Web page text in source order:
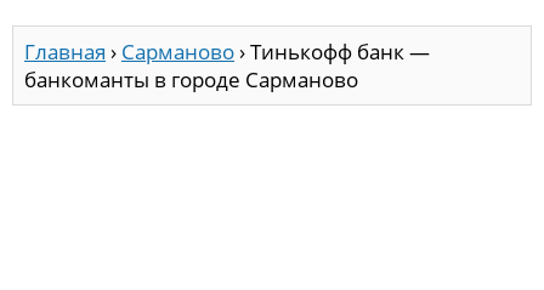
Главная › Сарманово›Тинькофф банк —
банкоманты в городе Сарманово